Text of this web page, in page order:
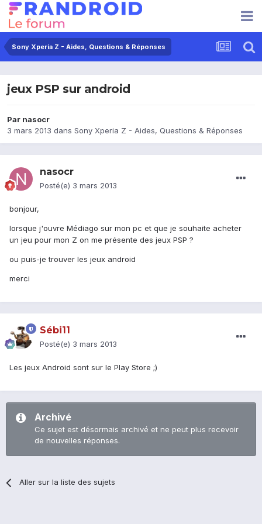
Sony Xperia Z - Aides, Questions & Réponses
jeux PSP sur android
Par nasocr
3 mars 2013 dans Sony Xperia Z - Aides, Questions & Réponses
nasocr
Posté(e) 3 mars 2013
bonjour,
lorsque j'ouvre Médiago sur mon pc et que je souhaite acheter
un jeu pour mon Z on me présente des jeux PSP ?
ou puis-je trouver les jeux android
merci
Sébi11
Posté(e) 3 mars 2013
Les jeux Android sont sur le Play Store ;)
Archivé
Ce sujet est désormais archivé et ne peut plus recevoir
de nouvelles réponses.
Aller sur la liste des sujets